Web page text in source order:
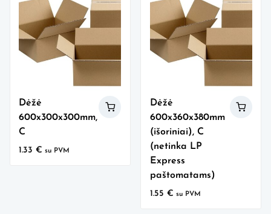
Dėžė
600x300x300mm,
C
1.33€ su PVM
Dėžė
600x360x380mm
(išoriniai), C
(netinka LP
Express
paštomatams)
1.55 € su PVM